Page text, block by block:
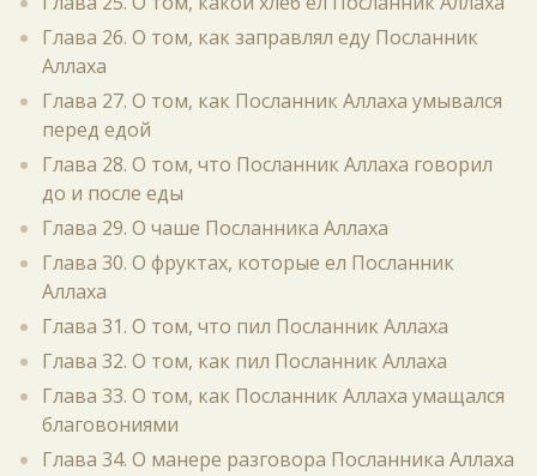
Глава 26. О том, как заправлял еду Посланник
Аллаха
Глава 27. О том, как Посланник Аллаха умывался
перед едой
Глава 28. О том, что Посланник Аллаха говорил
до и после еды
Глава 29. О чаше Посланника Аллаха
Глава 30. О фруктах, которые ел Посланник
Аллаха
Глава 31. О том, что пил Посланник Аллаха
Глава 32. О том, как пил Посланник Аллаха
Глава 33. О том, как Посланник Аллаха умащался
благовониями
Глава 34. О манере разговора Посланника Аллаха